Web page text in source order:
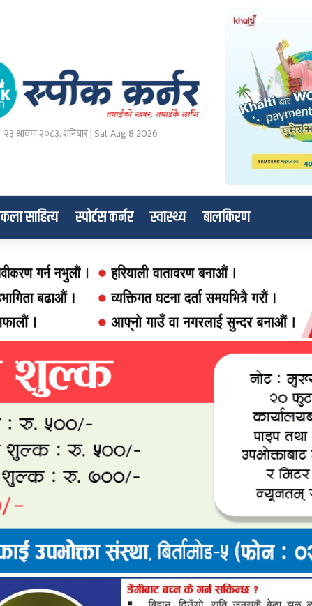
२३ श्रावण २०८३, शनिबार | Sat Aug 8 2026
कला साहित्य स्पोर्टस कर्नर स्वास्थ्य बालकिरण